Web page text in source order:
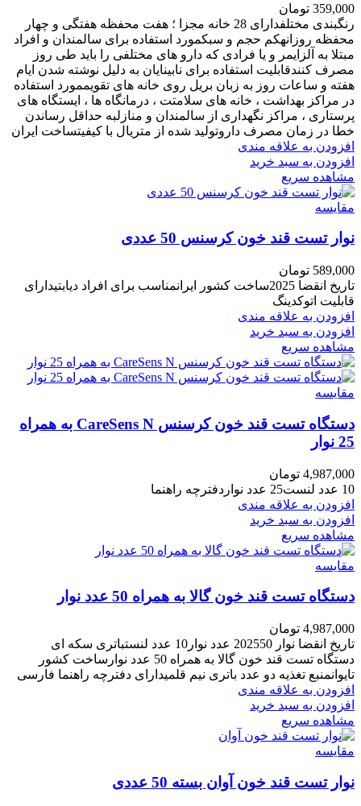
359,000 تومان
رنگبندی مختلفدارای 28 خانه مجزا ؛ هفت محفظه هفتگی و چهار
محفظه روزانهکم حجم و سبکمورد استفاده برای سالمندان و افراد
مبتلا به آلزایمر و یا فرادی که دارو های مختلفی را باید طی روز
مصرف کنندقابلیت استفاده برای نابینایان به دلیل نوشته شدن ایام
هفته و ساعات روز به زبان بریل روی خانه های تقویممورد استفاده
در مراکز بهداشت ، خانه های سلامتت ، درمانگاه ها ، ایستگاه های
پرستاری ، مراکز نگهداری از سالمندان و منازلبه حداقل رساندن
خطا در زمان مصرف داروتولید شده از متریال با کیفیتساخت ایران
افزودن به علاقه مندی
افزودن به سبد خرید
مشاهده سریع
مقایسه
نوار تست قند خون کرسنس 50 عددی
589,000 تومان
تاریخ انقضا 2025ساخت کشور ایرانمناسب برای افراد دیابتیدارای
قابلیت اتوکدینگ
افزودن به علاقه مندی
افزودن به سبد خرید
مشاهده سریع
مقایسه
دستگاه تست قند خون کرسنس CareSens N به همراه
25 نوار
4,987,000 تومان
10 عدد لنست25 عدد نواردفترچه راهنما
افزودن به علاقه مندی
افزودن به سبد خرید
مشاهده سریع
مقایسه
دستگاه تست قند خون گالا به همراه 50 عدد نوار
4,987,000 تومان
تاریخ انقضا نوار 202550 عدد نوار10 عدد لنستباتری سکه ای
دستگاه تست قند خون گالا به همراه 50 عدد نوارساخت کشور
تایوانمنبع تغذیه دو عدد باتری نیم قلمیدارای دفترچه راهنما فارسی
افزودن به علاقه مندی
افزودن به سبد خرید
مشاهده سریع
مقایسه
نوار تست قند خون آوان بسته 50 عددی